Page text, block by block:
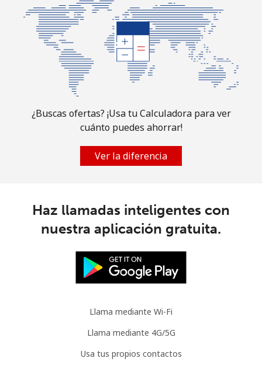
¿Buscas ofertas? ¡Usa tu Calculadora para ver
cuánto puedes ahorrar!
Ver la diferencia
Haz llamadas inteligentes con
nuestra aplicación gratuita.
Llama mediante Wi-Fi
Llama mediante 4G/5G
Usa tus propios contactos